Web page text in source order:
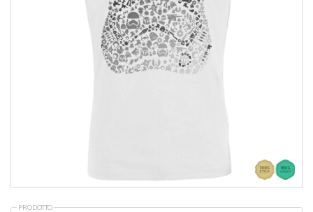
PRODOTTO